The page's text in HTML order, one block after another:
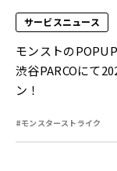
サービスニュース
モンストの
渋谷PARCOにて
ン！
#モンスターストライク